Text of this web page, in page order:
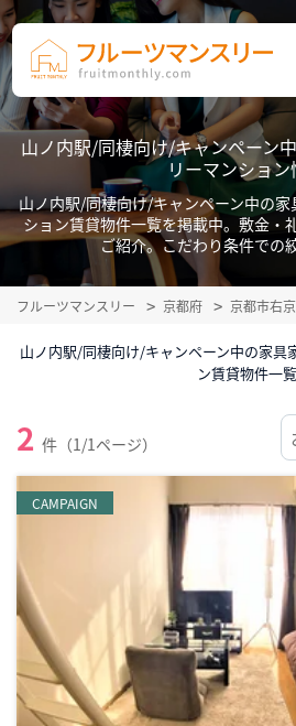
山ノ内駅/同棲向け/キャンペーン
リーマンション
山ノ内駅/同棲向け/キャンペーン中の
ション賃貸物件一覧を掲載中。敷金・
ご紹介。こだわり条件での
フルーツマンスリー 京都府 京都市右
山ノ内駅/同棲向け/キャンペーン中の家具
ン賃貸物件一覧
2 件（1/1ページ）
CAMPAIGN